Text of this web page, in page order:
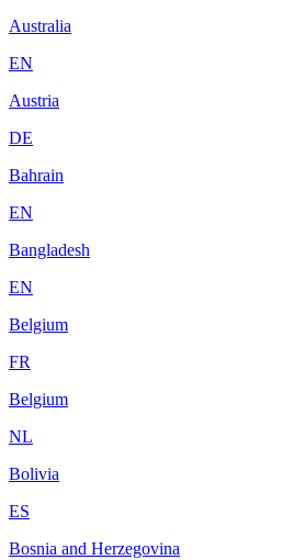
Australia
EN
Austria
DE
Bahrain
EN
Bangladesh
EN
Belgium
FR
Belgium
NL
Bolivia
ES
Bosnia and Herzegovina